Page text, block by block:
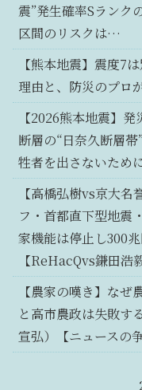
震”発生確率Sラン
区間のリスクは…
【熊本地震】震度7
理由と、防災のプ
【2026熊本地震】
断層の“日奈久断層
牲者を出さないため
【高橋弘樹vs京大
フ・首都直下型地震
家機能は停止し300
【ReHacQvs鎌田浩
【農家の嘆き】な
と高市農政は失敗
宣弘）【ニュースの争